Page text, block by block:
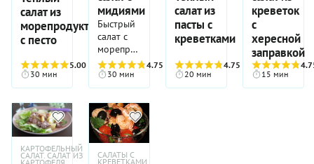
салат из
морепродуктов
с песто
5.00
(3)
30 мин
мидиями
Быстрый
салат с
морепродуктами,
овощами,
соком
лайма и
шалфеем
приятно
удивит
едоков
запоминающимся
4.75
(4)
30 мин
салат из
пасты с
креветками
4.75
(4)
20 мин
креветок
с
хересной
заправкой
15 мин
КАРТОФЕЛЬНЫЙ
САЛАТ. САЛАТ ИЗ САЛАТЫ С
КРЕВЕТКАМИ